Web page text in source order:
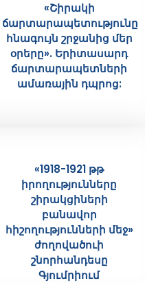
«Շիրակի
ճարտարապետությունը
հնագույն շրջանից մեր
օրերը». Երիտասարդ
ճարտարապետների
ամառային դպրոց:
«1918-1921 թթ
իրողությունները
շիրակցիների
բանավոր
հիշողությունների մեջ»
ժողովածուի
շնորհանդեսը
Գյումրիում